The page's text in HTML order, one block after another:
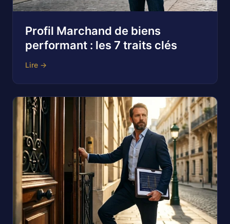
Profil Marchand de biens
performant : les 7 traits clés
Lire →